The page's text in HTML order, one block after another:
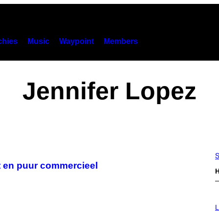
Music Waypoint Members
Jennifer Lopez
puur commercieel
M